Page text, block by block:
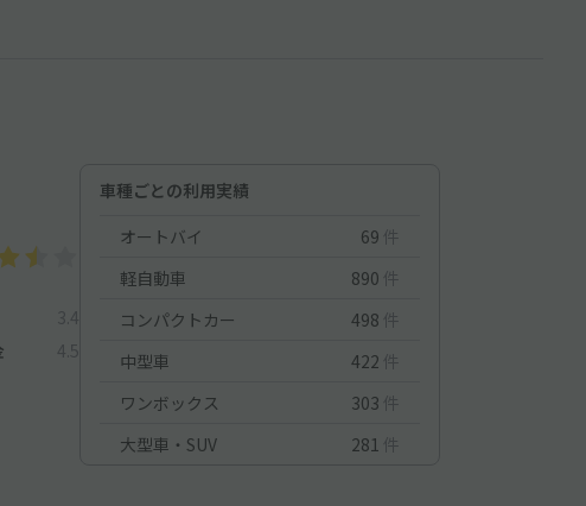
3.4
4.5
車種ごとの利用実績
オートバイ
69 件
軽自動車
890 件
コンパクトカー
498 件
中型車
422 件
ワンボックス
303 件
大型車・SUV
281 件